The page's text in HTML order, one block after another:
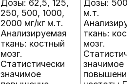
Дозы: 62,5, 125,
250, 500, 1000,
2000 мг/кг м.т.
Анализируемая
ткань: костный
мозг.
Статистически
значимое
Дозы: 500
м.т.
ткань:
мозг.
значимое
повышение